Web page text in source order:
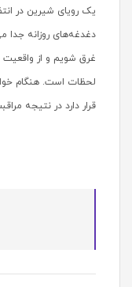
یک رویای شیرین در
دغدغه‌های روزانه جدا
غرق شویم و از واقعیت
لحظات است. هنگام
قرار دارد در نتیجه